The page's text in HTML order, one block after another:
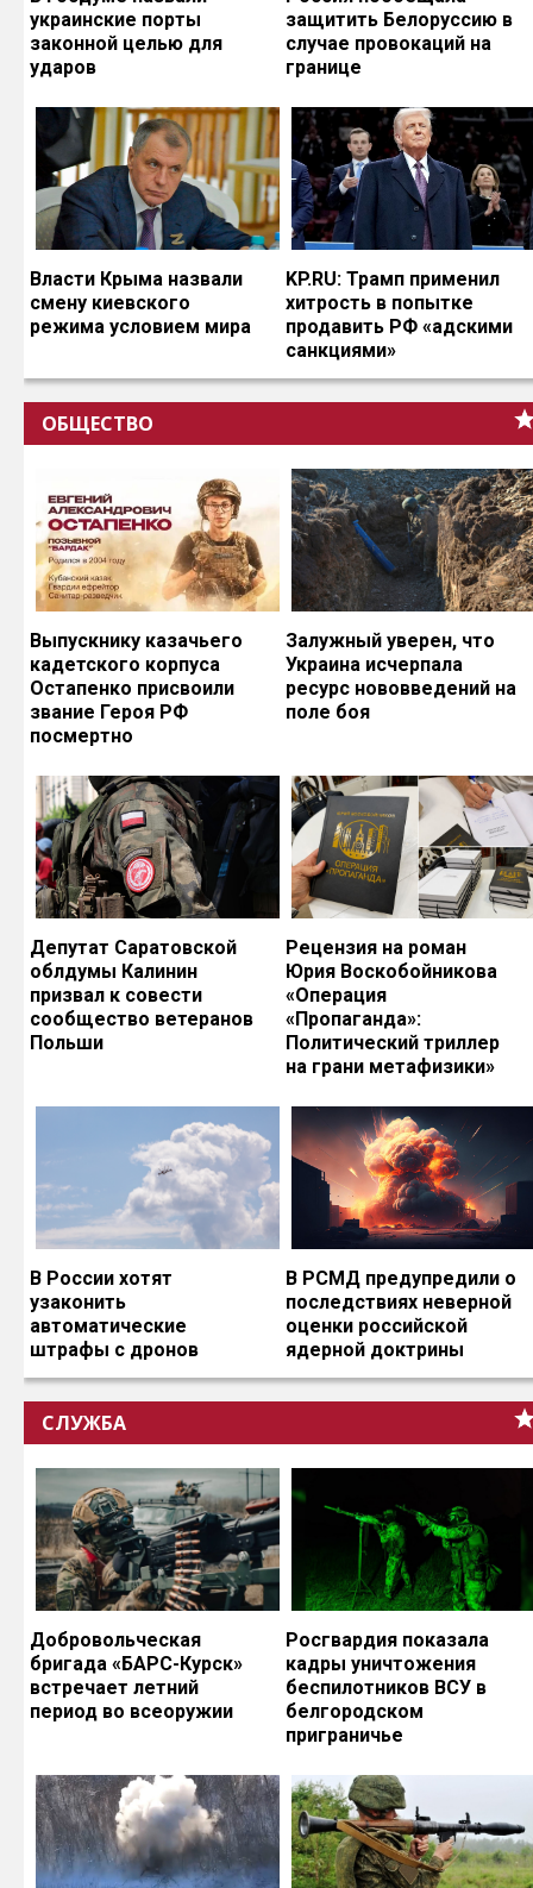
украинские порты
законной целью для
ударов
защитить Белоруссию в
случае провокаций на
границе
Власти Крыма назвали
смену киевского
режима условием мира
KP.RU: Трамп применил
хитрость в попытке
продавить РФ «адскими
санкциями»
ОБЩЕСТВО
Выпускнику казачьего
кадетского корпуса
Остапенко присвоили
звание Героя РФ
посмертно
Залужный уверен, что
Украина исчерпала
ресурс нововведений на
поле боя
Депутат Саратовской
облдумы Калинин
призвал к совести
сообщество ветеранов
Польши
Рецензия на роман
Юрия Воскобойникова
«Операция
«Пропаганда»:
Политический триллер
на грани метафизики»
В России хотят
узаконить
автоматические
штрафы с дронов
В РСМД предупредили о
последствиях неверной
оценки российской
ядерной доктрины
СЛУЖБА
Добровольческая
бригада «БАРС-Курск»
встречает летний
период во всеоружии
Росгвардия показала
кадры уничтожения
беспилотников ВСУ в
белгородском
приграничье